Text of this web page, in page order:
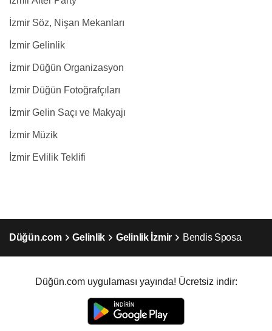
İzmir Söz, Nişan Mekanları
İzmir Gelinlik
İzmir Düğün Organizasyon
İzmir Düğün Fotoğrafçıları
İzmir Gelin Saçı ve Makyajı
İzmir Müzik
İzmir Evlilik Teklifi
Düğün.com Gelinlik Gelinlik İzmir Bendis Sposa
Düğün.com uygulaması yayında! Ücretsiz indir: